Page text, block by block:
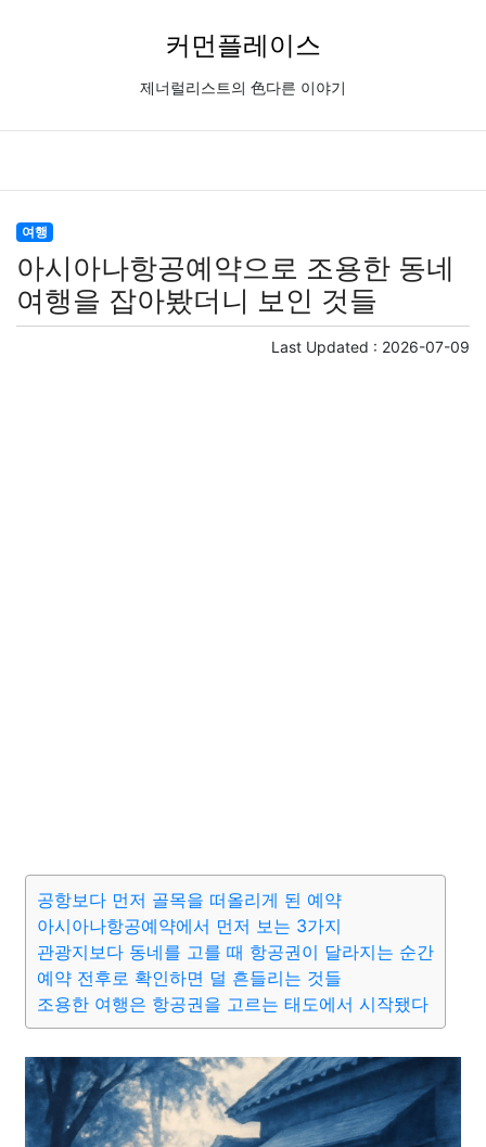
커먼플레이스
제너럴리스트의 色다른 이야기
여행
아시아나항공예약으로 조용한 동네
여행을 잡아봤더니 보인 것들
Last Updated : 2026-07-09
공항보다 먼저 골목을 떠올리게 된 예약
아시아나항공예약에서 먼저 보는 3가지
관광지보다 동네를 고를 때 항공권이 달라지는 순간
예약 전후로 확인하면 덜 흔들리는 것들
조용한 여행은 항공권을 고르는 태도에서 시작됐다